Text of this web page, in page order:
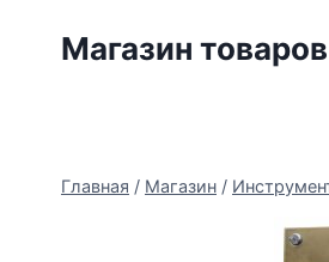
Магазин
Главная / Магазин /